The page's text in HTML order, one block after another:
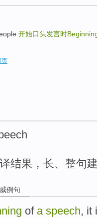
开始口头发言时
页
结果，长、整句
例句
of a speech, it